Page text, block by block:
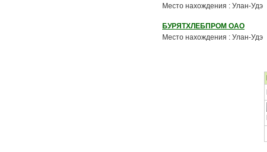
Место нахождения : Улан-Удэ
БУРЯТХЛЕБПРОМ ОАО
Место нахождения : Улан-Удэ